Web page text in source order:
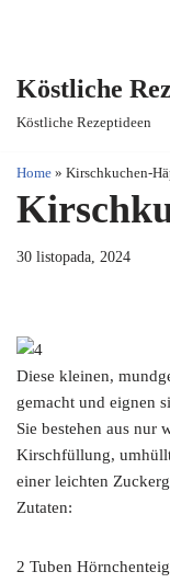
content
Köstliche
Köstliche Rezeptideen
Home » Kirschkuchen-
30 listopada, 2024
Diese kleinen,
gemacht und eignen
Sie bestehen aus nur
Kirschfüllung,
einer leichten
Zutaten:
2 Tuben